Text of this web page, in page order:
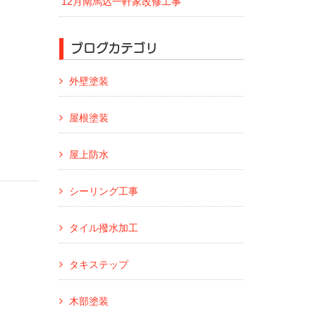
ブログカテゴリ
外壁塗装
屋根塗装
屋上防水
シーリング工事
タイル撥水加工
タキステップ
木部塗装